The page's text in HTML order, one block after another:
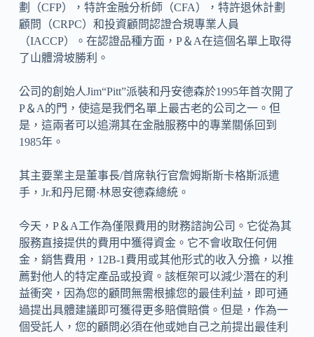
劃（CFP），特許金融分析師（CFA），特許退休計劃
顧問（CRPC）和投資顧問認證合規專業人員
（IACCP）。在認證品種方面，P＆A在這個名單上取得
了山體滑坡勝利。
公司的創始人Jim“Pitt”派裝和丹安德森於1995年首次開了
P＆A的門，使這是我們名單上最古老的公司之一。但
是，這兩者可以追溯其在金融服務中的專業關係回到
1985年。
其主要業主是董事長/首席執行官詹姆斯斯卡格斯派遣
手，Jr.和丹尼爾·林恩安德森總統。
今天，P＆A工作為僅限費用的財務諮詢公司。它從為其
服務直接提供的費用中獲得資金。它不會收取任何佣
金，銷售費用，12B-1費用或其他形式的收入分擔，以推
薦對他人的特定產品或投資。該框架可以減少潛在的利
益衝突，因為您的顧問無需根據您的最佳利益，即可通
過提出具體建議即可獲得更多賠償賠償。但是，作為一
個受託人，您的顧問必須在他或她自己之前提出最佳利